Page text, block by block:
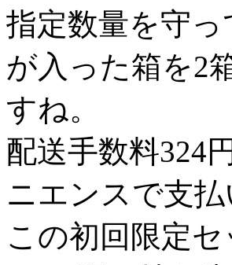
指定数量を守
が入った箱を2
すね。
配送手数料324
ニエンスで支
この初回限定